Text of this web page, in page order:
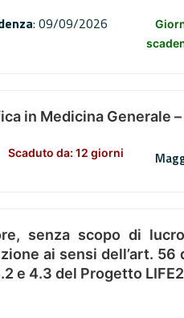
: 09/09/2026
in Medicina Generale
Scaduto da: 12 giorni
senza scopo di
ai sensi dell’art. 56
4.3 del Progetto